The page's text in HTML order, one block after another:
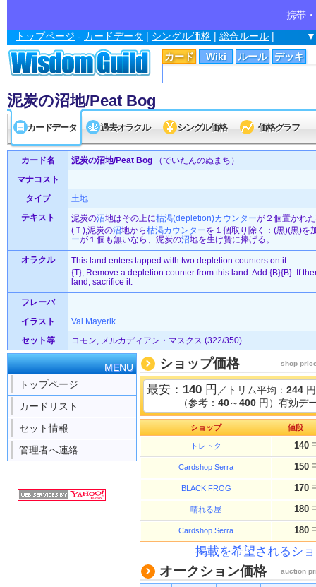
携帯
カード Wiki ルール デッキ
トップページ - カードデータ | シングル価格 | 総合ルール |
泥炭の沼地/Peat Bog
カードデータ 過去オラクル シングル価格 価格グラフ
カード名 泥炭の沼地/Peat Bog （でいたんのぬまち）
マナコスト
タイプ
土地
テキスト
泥炭の沼地はその上に枯渇(depletion)カウンターが２個置かれ
(Ｔ),泥炭の沼地から枯渇カウンターを１個取り除く：(黒)(黒)を
ーが１個も無いなら、泥炭の沼地を生け贄に捧げる。
オラクル
This land enters tapped with two depletion counters on it.
{T}, Remove a depletion counter from this land: Add {B}{B}. If
land, sacrifice it.
フレーバ
イラスト
Val Mayerik
セット等
コモン, メルカディアン・マスクス (322/350)
MENU
トップページ
カードリスト
セット情報
管理者へ連絡
ショップ価格 shop
最安： 140 円 ／トリム平均： 244 円
（参考： 40～400 円）有効デ
ショップ 値段
トレトク 140
Cardshop Serra 150
BLACK FROG 170
晴れる屋 180
Cardshop Serra 180
掲載を希望されるシ
オークション価格 auction